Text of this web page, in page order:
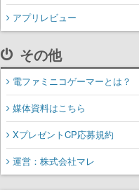
アプリレビュー
その他
電ファミニコゲーマーとは？
媒体資料はこちら
XプレゼントCP応募規約
運営：株式会社マレ